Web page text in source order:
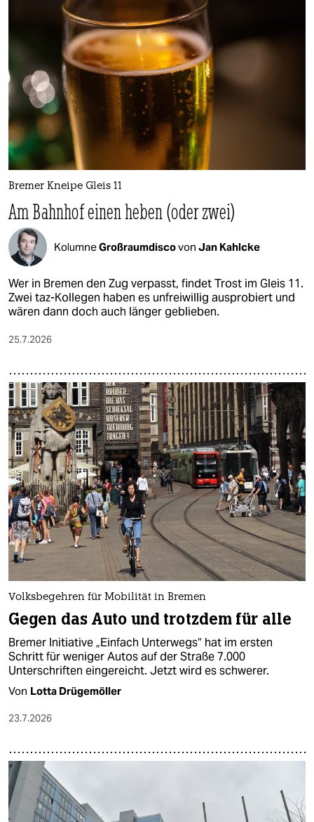
Bremer Kneipe Gleis 11
Am Bahnhof einen heben (oder zwei)
KolumneGroßraumdiscovon Jan Kahlcke
Wer in Bremen den Zug verpasst, findet Trost im Gleis 11.
Zwei taz-Kollegen haben es unfreiwillig ausprobiert und
wären dann doch auch länger geblieben.
25.7.2026
Volksbegehren für Mobilität in Bremen
Gegen das Auto und trotzdem für alle
Bremer Initiative „Einfach Unterwegs“ hat im ersten
Schritt für weniger Autos auf der Straße 7.000
Unterschriften eingereicht. Jetzt wird es schwerer.
Von Lotta Drügemöller
23.7.2026